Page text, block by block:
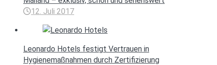
12. Juli 2017
Leonardo Hotels festigt Vertrauen in
Hygienemaßnahmen durch Zertifizierung